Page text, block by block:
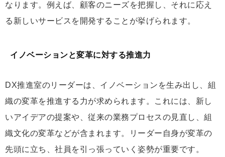
なります。例えば、顧客のニーズを把握し、それに応え
る新しいサービスを開発することが挙げられます。
イノベーションと変革に対する推進力
DX推進室のリーダーは、イノベーションを生み出し、組
織の変革を推進する力が求められます。これには、新し
いアイデアの提案や、従来の業務プロセスの見直し、組
織文化の変革などが含まれます。リーダー自身が変革の
先頭に立ち、社員を引っ張っていく姿勢が重要です。